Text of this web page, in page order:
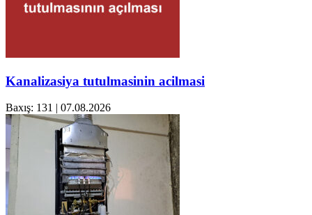
Kanalizasiya tutulmasinin acilmasi
Baxış: 131 | 07.08.2026